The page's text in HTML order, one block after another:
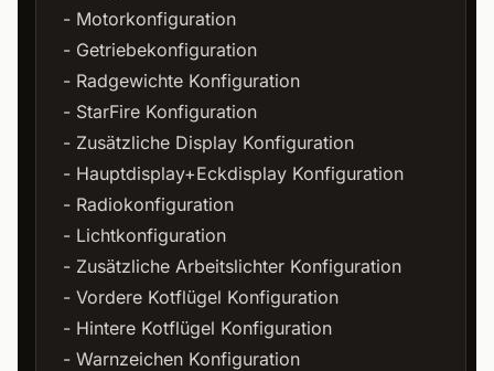
- Motorkonfiguration
- Getriebekonfiguration
- Radgewichte Konfiguration
- StarFire Konfiguration
- Zusätzliche Display Konfiguration
- Hauptdisplay+Eckdisplay Konfiguration
- Radiokonfiguration
- Lichtkonfiguration
- Zusätzliche Arbeitslichter Konfiguration
- Vordere Kotflügel Konfiguration
- Hintere Kotflügel Konfiguration
- Warnzeichen Konfiguration